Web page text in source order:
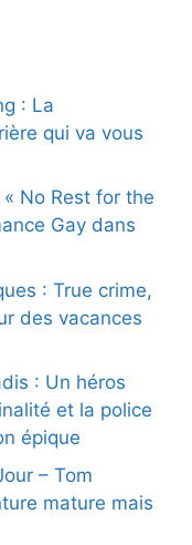
: La
qui va vous
No Rest for the
Gay dans
: True crime,
des vacances
: Un héros
et la police
épique
– Tom
mature mais